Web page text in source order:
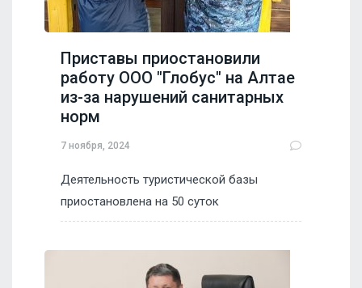
Приставы приостановили
работу ООО "Глобус" на Алтае
из-за нарушений санитарных
норм
7 ноября, 2024
Деятельность туристической базы
приостановлена на 50 суток